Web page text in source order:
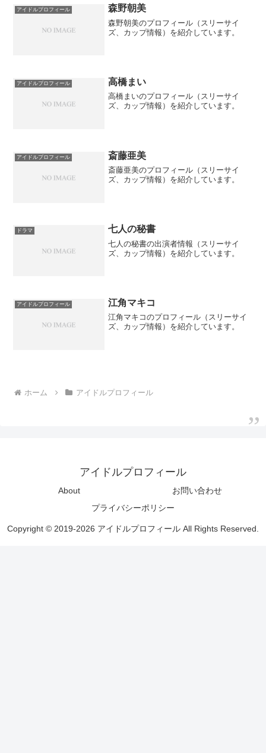
アイドルプロフィール 森野朝美
森野朝美のプロフィール（スリーサイ
ズ、カップ情報）を紹介しています。
アイドルプロフィール 高橋まい
高橋まいのプロフィール（スリーサイ
ズ、カップ情報）を紹介しています。
アイドルプロフィール 斎藤亜美
斎藤亜美のプロフィール（スリーサイ
ズ、カップ情報）を紹介しています。
ドラマ 七人の秘書
七人の秘書の出演者情報（スリーサイ
ズ、カップ情報）を紹介しています。
アイドルプロフィール 江角マキコ
江角マキコのプロフィール（スリーサイ
ズ、カップ情報）を紹介しています。
ホーム アイドルプロフィール
アイドルプロフィール
About
お問い合わせ
プライバシーポリシー
Copyright © 2019-2026 アイドルプロフィール All Rights Reserved.